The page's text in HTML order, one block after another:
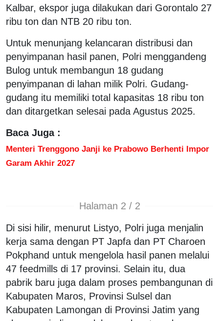
Kalbar, ekspor juga dilakukan dari Gorontalo 27
ribu ton dan NTB 20 ribu ton.
Untuk menunjang kelancaran distribusi dan
penyimpanan hasil panen, Polri menggandeng
Bulog untuk membangun 18 gudang
penyimpanan di lahan milik Polri. Gudang-
gudang itu memiliki total kapasitas 18 ribu ton
dan ditargetkan selesai pada Agustus 2025.
Baca Juga :
Menteri Trenggono Janji ke Prabowo Berhenti Impor
Garam Akhir 2027
Halaman 2 / 2
Di sisi hilir, menurut Listyo, Polri juga menjalin
kerja sama dengan PT Japfa dan PT Charoen
Pokphand untuk mengelola hasil panen melalui
47 feedmills di 17 provinsi. Selain itu, dua
pabrik baru juga dalam proses pembangunan di
Kabupaten Maros, Provinsi Sulsel dan
Kabupaten Lamongan di Provinsi Jatim yang